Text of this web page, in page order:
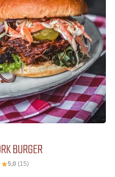
BURGER
5,0 (15)